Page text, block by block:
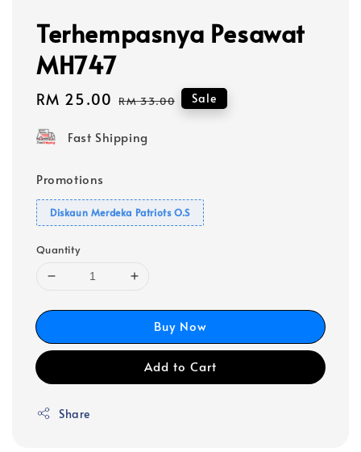
Terhempasnya Pesawat
MH747
Sale
RM 25.00 Regular
RM 33.00 Sale
Fast Shipping
Promotions
Diskaun Merdeka Patriots O.S
Quantity
Buy Now
Add to Cart
Share